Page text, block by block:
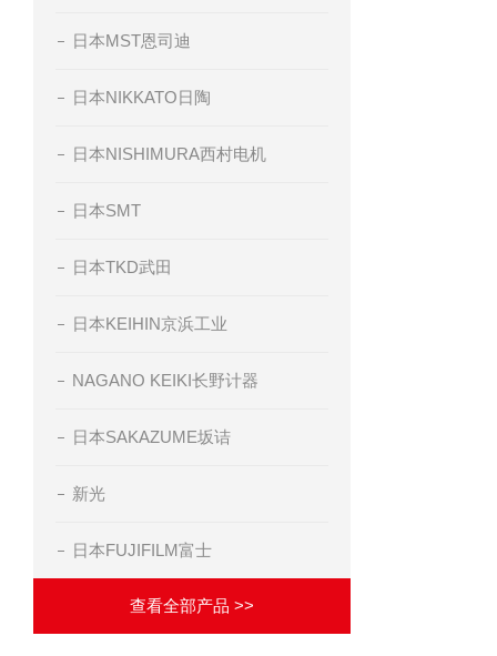
日本MST恩司迪
日本NIKKATO日陶
日本NISHIMURA西村电机
日本SMT
日本TKD武田
日本KEIHIN京浜工业
NAGANO KEIKI长野计器
日本SAKAZUME坂诘
新光
日本FUJIFILM富士
查看全部产品 >>